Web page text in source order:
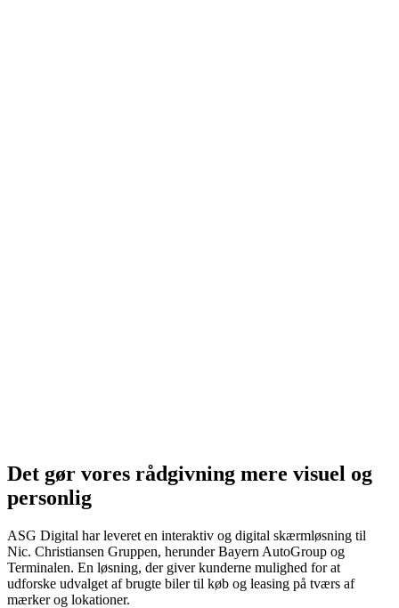
Det gør vores rådgivning mere visuel og
personlig
ASG Digital har leveret en interaktiv og digital skærmløsning til
Nic. Christiansen Gruppen, herunder Bayern AutoGroup og
Terminalen. En løsning, der giver kunderne mulighed for at
udforske udvalget af brugte biler til køb og leasing på tværs af
mærker og lokationer.